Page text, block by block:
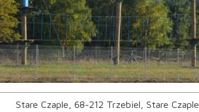
Stare Czaple, 68-212 Trzebiel, Stare Czaple